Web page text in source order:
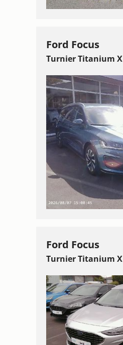
Ford Focus
Turnier Titanium X
Ford Focus
Turnier Titanium X